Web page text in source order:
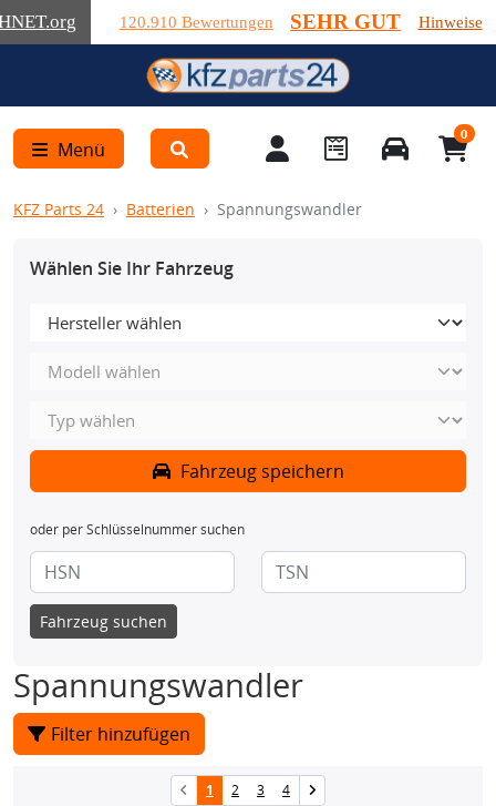
.org 120.910 Bewertungen SEHR GUT Hinweise
Menü
0
KFZ Parts 24 Batterien Spannungswandler
Wählen Sie Ihr Fahrzeug
Fahrzeug speichern
oder per Schlüsselnummer suchen
Fahrzeug suchen
Spannungswandler
Filter hinzufügen
1 2 3 4